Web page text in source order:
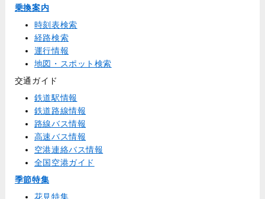
乗換案内
時刻表検索
経路検索
運行情報
地図・スポット検索
交通ガイド
鉄道駅情報
鉄道路線情報
路線バス情報
高速バス情報
空港連絡バス情報
全国空港ガイド
季節特集
花見特集